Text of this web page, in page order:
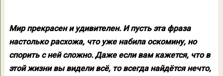
Мир прекрасен и удивителен. И пусть эта фраза
настолько расхожа, что уже набила оскомину, но
спорить с ней сложно. Даже если вам кажется, что в
этой жизни вы видели всё, то всегда найдётся нечто,